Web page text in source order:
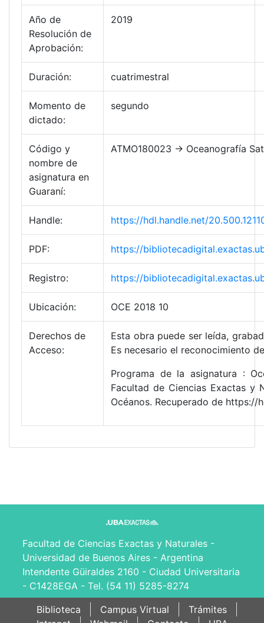
Año de
Resolución de
Aprobación:
2019
Duración: cuatrimestral
Momento de
dictado:
segundo
Código y
nombre de
asignatura en
Guaraní:
ATMO180023 → Oceanografía
Handle: https://hdl.handle.net/
PDF: https://
Registro: https://
Ubicación: OCE 2018 10
Derechos de
Acceso:
Esta obra puede ser leída,
Es necesario el reconocimiento
Programa de la asignatura :
Facultad de Ciencias Exactas y
Océanos. Recuperado de https://
Facultad de Ciencias Exactas y Naturales -
Universidad de Buenos Aires - Argentina
Intendente Güiraldes 2160 - Ciudad Universitaria
- C1428EGA - Tel. (54 11) 5285-8274
Biblioteca
Campus Virtual
Trámites